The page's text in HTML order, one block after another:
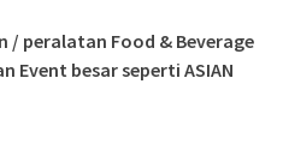
/ peralatan Food & Beverage
Event besar seperti ASIAN